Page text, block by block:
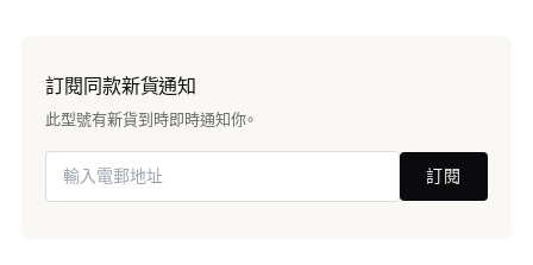
訂閱同款新貨通知
此型號有新貨到時即時通知你。
訂閱